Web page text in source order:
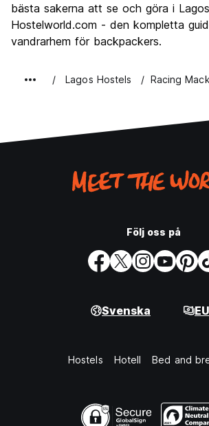
bästa sakerna att se och göra i
Hostelworld.com - den kompletta
vandrarhem för backpackers.
Lagos Hostels Racing
Följ oss på
Svenska
Hostels Hotell Bed and